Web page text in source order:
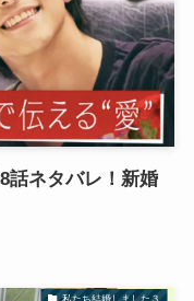
話ネタバレ！新婚
私たち結婚しました３